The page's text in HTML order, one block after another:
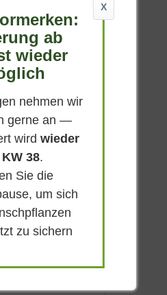
80 - 90 cm
Lieferbar
7,90 € *
'Firedance'
Sommergrün
Rot
Juli - Oktober
X
ab
wieder
nehmen wir
gerne an —
wirdwieder
38.
Sie die
um sich
zu sichern